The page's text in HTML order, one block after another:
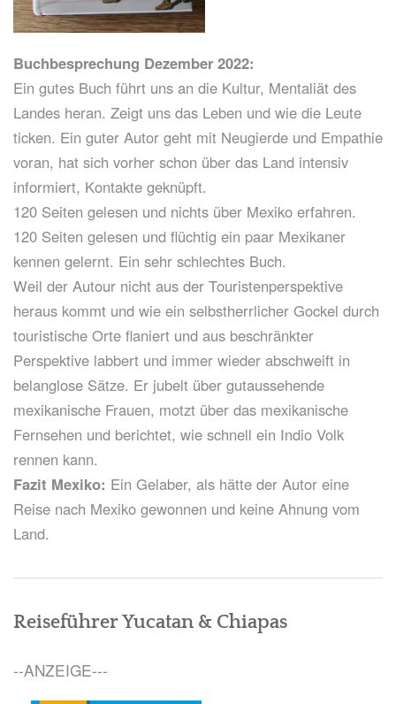
Buchbesprechung ‎Dezember ‎2022:
Ein gutes Buch führt uns an die Kultur, Mentaliät des
Landes heran. Zeigt uns das Leben und wie die Leute
ticken. Ein guter Autor geht mit Neugierde und Empathie
voran, hat sich vorher schon über das Land intensiv
informiert, Kontakte geknüpft.
120 Seiten gelesen und nichts über Mexiko erfahren.
120 Seiten gelesen und flüchtig ein paar Mexikaner
kennen gelernt. Ein sehr schlechtes Buch.
Weil der Autour nicht aus der Touristenperspektive
heraus kommt und wie ein selbstherrlicher Gockel durch
touristische Orte flaniert und aus beschränkter
Perspektive labbert und immer wieder abschweift in
belanglose Sätze. Er jubelt über gutaussehende
mexikanische Frauen, motzt über das mexikanische
Fernsehen und berichtet, wie schnell ein Indio Volk
rennen kann.
Fazit Mexiko: Ein Gelaber, als hätte der Autor eine
Reise nach Mexiko gewonnen und keine Ahnung vom
Land.
Reiseführer Yucatan & Chiapas
--ANZEIGE---